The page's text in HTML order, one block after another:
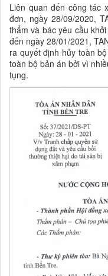
Liên quan đến công tác
đơn, ngày 28/09/2020,
thẩm và bác yêu cầu
đến ngày 28/01/2021,
ra quyết định hủy toàn
toàn bộ bản án bởi vì
tụng.